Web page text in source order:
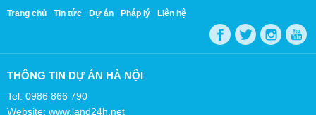
Trang chủ Tin tức Dự án Pháp lý Liên hệ
THÔNG TIN DỰ ÁN HÀ NỘI
Tel: 0986 866 790
Website: www.land24h.net